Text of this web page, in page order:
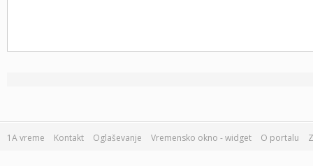
1A vreme Kontakt Oglaševanje Vremensko okno - widget O portalu